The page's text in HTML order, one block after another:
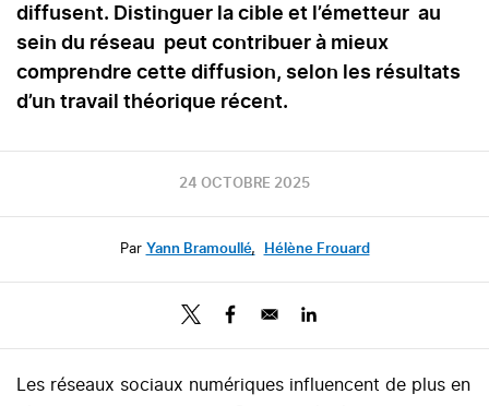
diffusent. Distinguer la cible et l’émetteur au
sein du réseau peut contribuer à mieux
comprendre cette diffusion, selon les résultats
d’un travail théorique récent.
24 OCTOBRE 2025
Par Yann Bramoullé, Hélène Frouard
Les réseaux sociaux numériques influencent de plus en